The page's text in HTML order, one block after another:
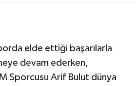
elde ettiği başarılarla
devam ederken,
Sporcusu Arif Bulut dünya